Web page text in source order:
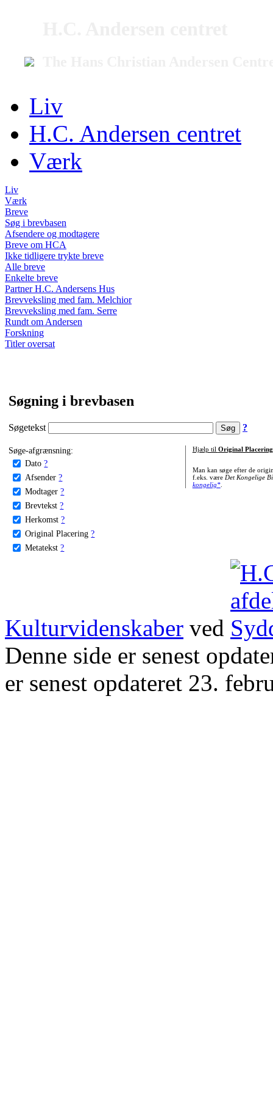
Liv
H.C. Andersen centret
Værk
Liv
Værk
Breve
Søg i brevbasen
Afsendere og modtagere
Breve om HCA
Ikke tidligere trykte breve
Alle breve
Enkelte breve
Partner H.C. Andersens Hus
Brevveksling med fam. Melchior
Brevveksling med fam. Serre
Rundt om Andersen
Forskning
Titler oversat
Søgning i brevbasen
Søgetekst ?
Søge-afgrænsning:
Dato ?
Afsender ?
Modtager ?
Brevtekst ?
Herkomst ?
Original Placering ?
Metatekst ?
Hjælp til Original Placering
Man kan søge efter de
f.eks. være Det Kongelige
kongelig*.
Kulturvidenskaber ved
Denne side er senest
er senest opdateret 23.